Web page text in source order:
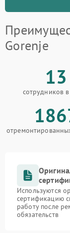
Gorenje
13
сотрудников
Используются
сертификацию
работу после
обязательств